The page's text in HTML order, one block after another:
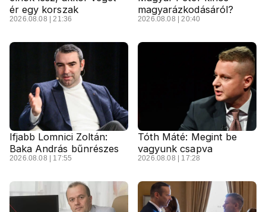
ér egy korszak
2026.08.08 | 21:36
magyarázkodásáról?
2026.08.08 | 20:40
Ifjabb Lomnici Zoltán:
Baka András bűnrészes
2026.08.08 | 17:55
Tóth Máté: Megint be
vagyunk csapva
2026.08.08 | 17:28